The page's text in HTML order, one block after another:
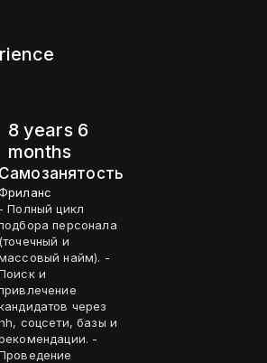
8 years 6
months
Самозанятость
- Полный цикл
персонала
(точечный и
найм). -
и
через
соцсети, базы и
-